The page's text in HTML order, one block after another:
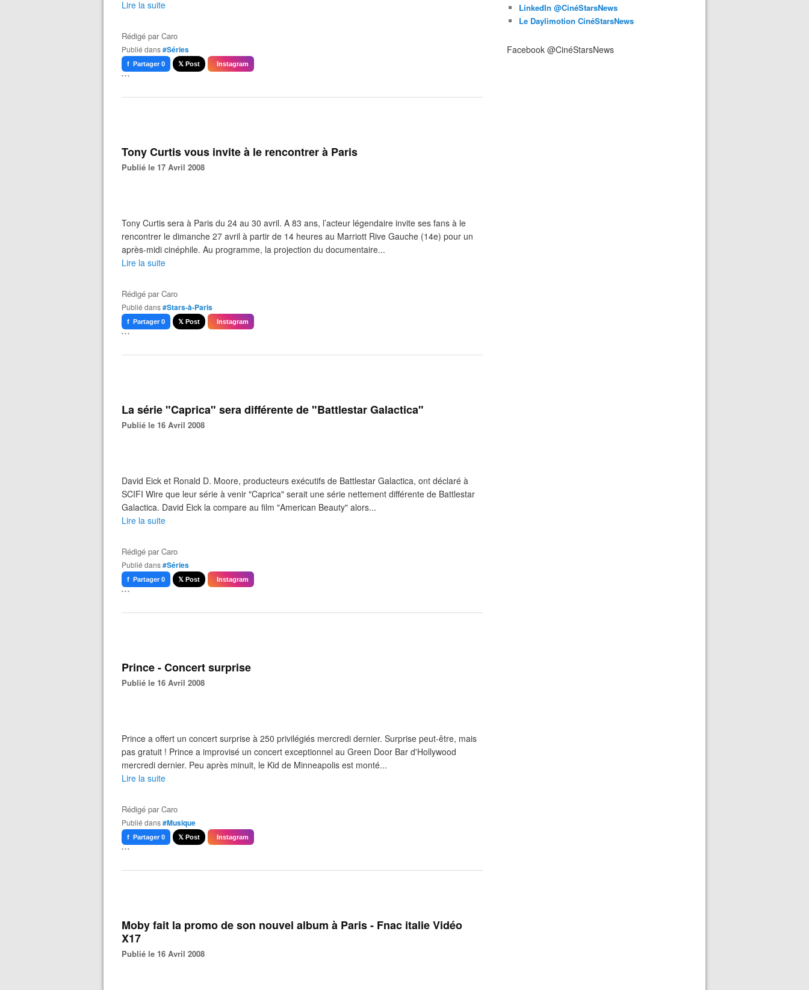
Lire la suite
Rédigé parCaro
Publié dans#Séries
f Partager 0 𝕏 Post Instagram
```
Tony Curtis vous invite à le rencontrer à Paris
Publié le 17 Avril 2008
Tony Curtis sera à Paris du 24 au 30 avril. A 83 ans, l’acteur légendaire invite ses fans à le
rencontrer le dimanche 27 avril à partir de 14 heures au Marriott Rive Gauche (14e) pour un
après-midi cinéphile. Au programme, la projection du documentaire...
Lire la suite
Rédigé parCaro
Publié dans#Stars-à-Paris
f Partager 0 𝕏 Post Instagram
```
La série "Caprica" sera différente de "Battlestar Galactica"
Publié le 16 Avril 2008
David Eick et Ronald D. Moore, producteurs exécutifs de Battlestar Galactica, ont déclaré à
SCIFI Wire que leur série à venir "Caprica" serait une série nettement différente de Battlestar
Galactica. David Eick la compare au film "American Beauty" alors...
Lire la suite
Rédigé parCaro
Publié dans#Séries
f Partager 0 𝕏 Post Instagram
```
Prince - Concert surprise
Publié le 16 Avril 2008
Prince a offert un concert surprise à 250 privilégiés mercredi dernier. Surprise peut-être, mais
pas gratuit ! Prince a improvisé un concert exceptionnel au Green Door Bar d'Hollywood
mercredi dernier. Peu après minuit, le Kid de Minneapolis est monté...
Lire la suite
Rédigé parCaro
Publié dans#Musique
f Partager 0 𝕏 Post Instagram
```
Moby fait la promo de son nouvel album à Paris - Fnac italie Vidéo
X17
Publié le 16 Avril 2008
LinkedIn @CinéStarsNews
Le Daylimotion CinéStarsNews
Facebook @CinéStarsNews